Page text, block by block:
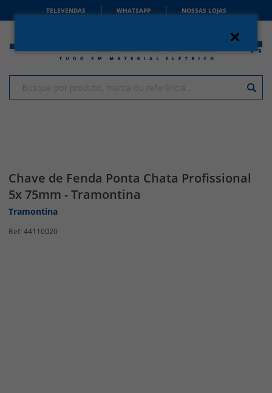
TELEVENDAS WHATSAPP NOSSAS LOJAS
Chave de Fenda Ponta Chata Profissional
5x 75mm - Tramontina
Tramontina
44110020